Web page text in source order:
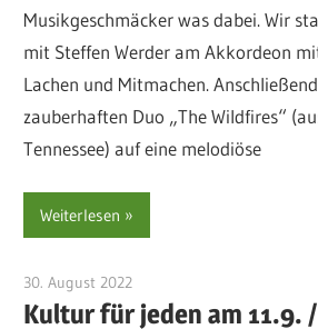
Musikgeschmäcker was dabei. Wir
mit Steffen Werder am Akkordeon
Lachen und Mitmachen.
zauberhaften Duo „The Wildfires“
Tennessee) auf eine melodiöse
Weiterlesen
30. August 2022
Kultur für jeden am 11.9. /